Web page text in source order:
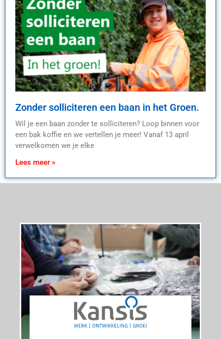
Zonder solliciteren een baan in het Groen.
Wil je een baan zonder te solliciteren? Loop binnen voor
een bak koffie en we vertellen je meer! Vanaf 13 april
verwelkomen we je elke
Lees meer »